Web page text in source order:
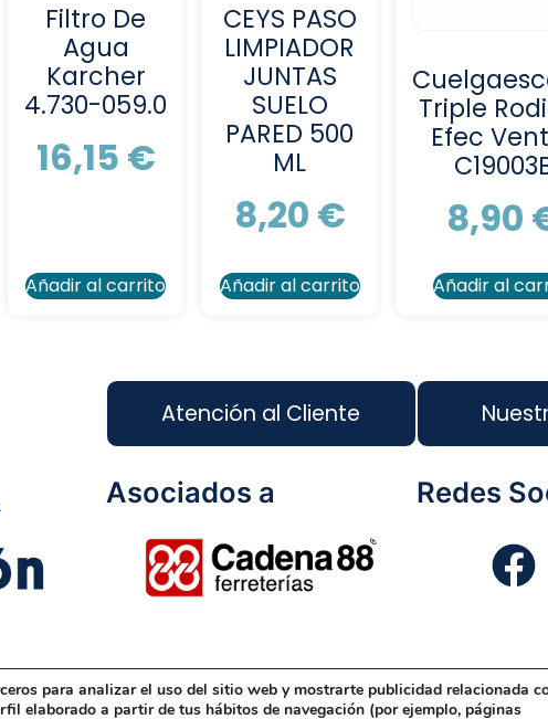
Filtro De
Agua
Karcher
4.730-059.0
16,15 €
Añadir al carrito
CEYS PASO
LIMPIADOR
JUNTAS
SUELO
PARED 500
ML
8,20 €
Añadir al carrito
Triple
Efec
8,90
Añadir al
Atención al Cliente
Asociados a Redes
Generales Diseño Web Política de Cookies Política de
para analizar el uso del sitio web y mostrarte publicidad relacionada
elaborado a partir de tus hábitos de navegación (por ejemplo, páginas